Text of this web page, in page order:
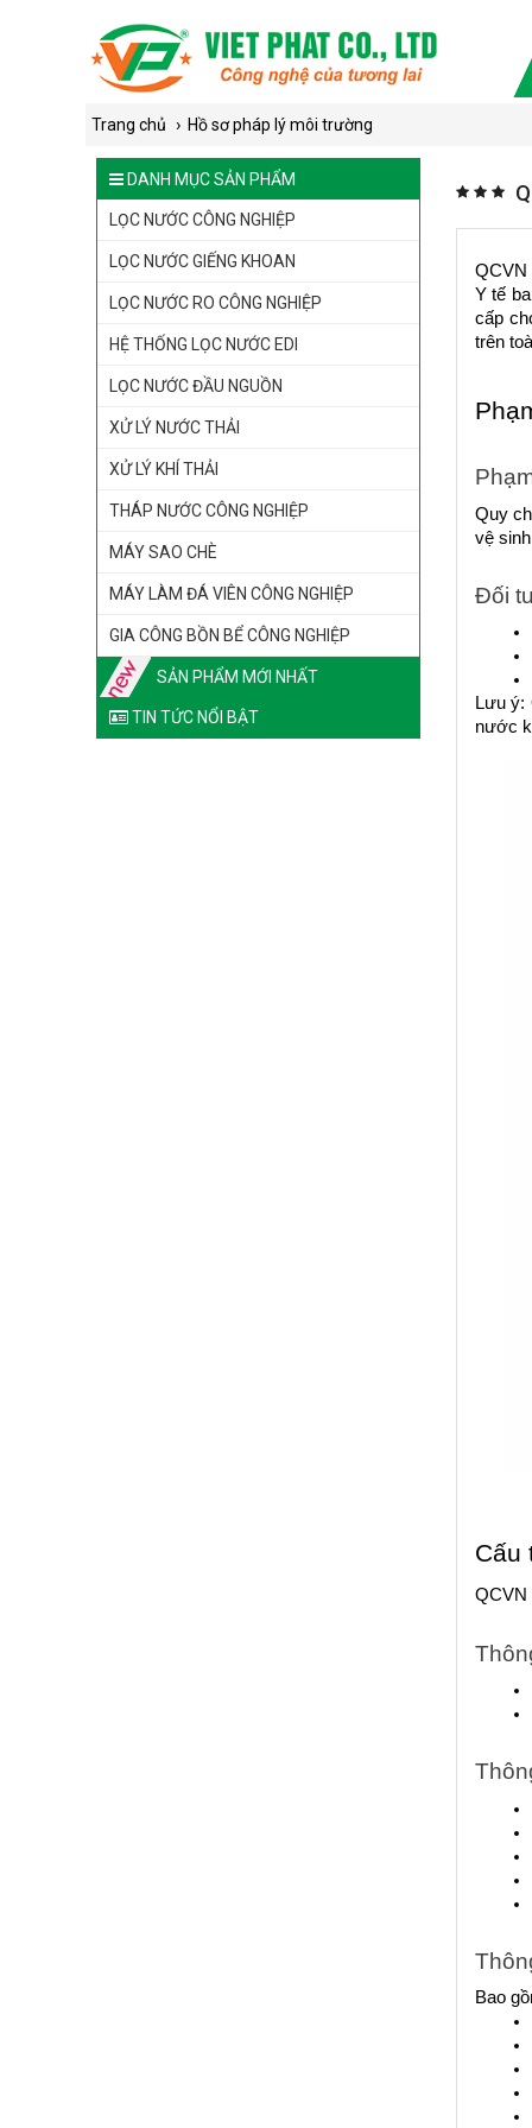
Trang chủ › Hồ sơ pháp lý môi trường
DANH MỤC SẢN PHẨM
LỌC NƯỚC CÔNG NGHIỆP
LỌC NƯỚC GIẾNG KHOAN
LỌC NƯỚC RO CÔNG NGHIỆP
HỆ THỐNG LỌC NƯỚC EDI
LỌC NƯỚC ĐẦU NGUỒN
XỬ LÝ NƯỚC THẢI
XỬ LÝ KHÍ THẢI
THÁP NƯỚC CÔNG NGHIỆP
MÁY SAO CHÈ
MÁY LÀM ĐÁ VIÊN CÔNG NGHIỆP
GIA CÔNG BỒN BỂ CÔNG NGHIỆP
SẢN PHẨM MỚI NHẤT
TIN TỨC NỔI BẬT
QCVN
Y tế
cấp
trên
Quy
vệ
Đối
Lưu ý:
nước
Cấu
QCVN
Bao